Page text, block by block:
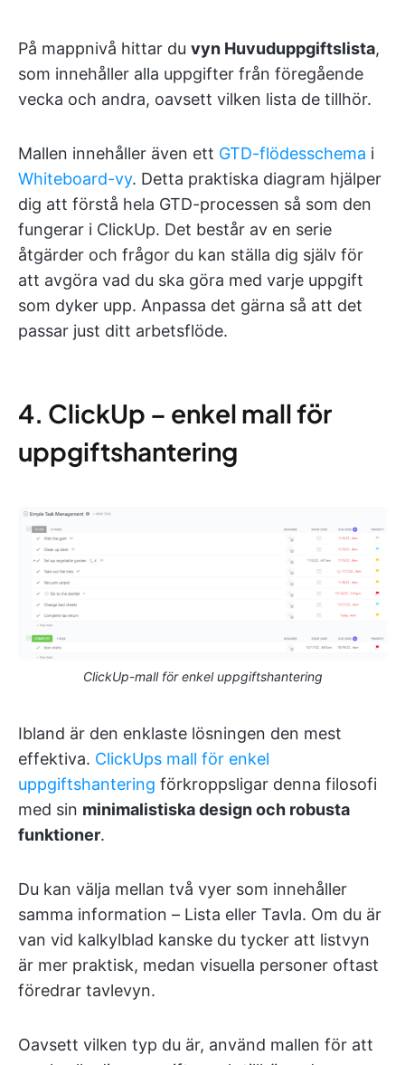
På mappnivå hittar du vyn Huvuduppgiftslista,
som innehåller alla uppgifter från föregående
vecka och andra, oavsett vilken lista de tillhör.
Mallen innehåller även ett GTD-flödesschema i
Whiteboard-vy. Detta praktiska diagram hjälper
dig att förstå hela GTD-processen så som den
fungerar i ClickUp. Det består av en serie
åtgärder och frågor du kan ställa dig själv för
att avgöra vad du ska göra med varje uppgift
som dyker upp. Anpassa det gärna så att det
passar just ditt arbetsflöde.
4. ClickUp – enkel mall för
uppgiftshantering
ClickUp-mall för enkel uppgiftshantering
Ibland är den enklaste lösningen den mest
effektiva. ClickUps mall för enkel
uppgiftshantering förkroppsligar denna filosofi
med sin minimalistiska design och robusta
funktioner.
Du kan välja mellan två vyer som innehåller
samma information – Lista eller Tavla. Om du är
van vid kalkylblad kanske du tycker att listvyn
är mer praktisk, medan visuella personer oftast
föredrar tavlevyn.
Oavsett vilken typ du är, använd mallen för att